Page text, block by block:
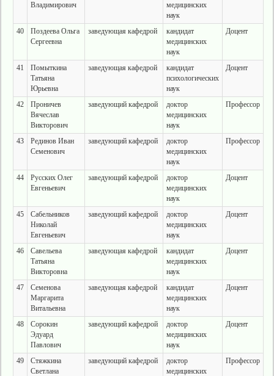
Владимирович
медицинских
наук
40
Поздеева Ольга
Сергеевна
заведующая кафедрой
кандидат
медицинских
наук
Доцент
41
Помыткина
Татьяна
Юрьевна
заведующая кафедрой
кандидат
психологических
наук
Доцент
42
Проничев
Вячеслав
Викторович
заведующий кафедрой
доктор
медицинских
наук
Профессор
43
Рединов Иван
Семенович
заведующий кафедрой
доктор
медицинских
наук
Профессор
44
Русских Олег
Евгеньевич
заведующий кафедрой
доктор
медицинских
наук
Доцент
45
Сабельников
Николай
Евгеньевич
заведующий кафедрой
доктор
медицинских
наук
Доцент
46
Савельева
Татьяна
Викторовна
заведующая кафедрой
кандидат
медицинских
наук
Доцент
47
Семенова
Маргарита
Витальевна
заведующая кафедрой
кандидат
медицинских
наук
Доцент
48
Сорокин
Эдуард
Павлович
заведующий кафедрой
доктор
медицинских
наук
Доцент
49
Стяжкина
Светлана
заведующий кафедрой
доктор
медицинских
Профессор